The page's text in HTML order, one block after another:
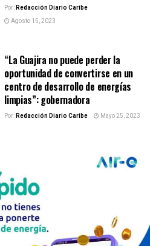
Por:Redacción Diario Caribe
Agosto 15, 2023
“La Guajira no puede perder la
oportunidad de convertirse en un
centro de desarrollo de energías
limpias”: gobernadora
Por:Redacción Diario Caribe Mayo 25, 2023